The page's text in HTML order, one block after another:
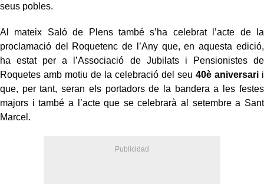
seus pobles.
Al mateix Saló de Plens també s’ha celebrat l’acte de la
proclamació del Roquetenc de l’Any que, en aquesta edició,
ha estat per a l’Associació de Jubilats i Pensionistes de
Roquetes amb motiu de la celebració del seu 40è aniversarii
que, per tant, seran els portadors de la bandera a les festes
majors i també a l’acte que se celebrarà al setembre a Sant
Marcel.